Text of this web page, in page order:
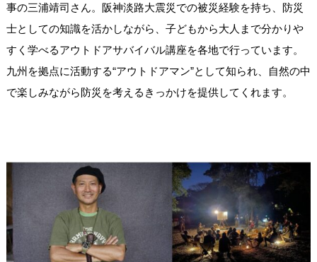
事の三浦靖司さん。阪神淡路大震災での被災経験を持ち、防災
士としての知識を活かしながら、子どもから大人まで分かりや
すく学べるアウトドアサバイバル講座を各地で行っています。
九州を拠点に活動する“アウトドアマン”として知られ、自然の中
で楽しみながら防災を考えるきっかけを提供してくれます。